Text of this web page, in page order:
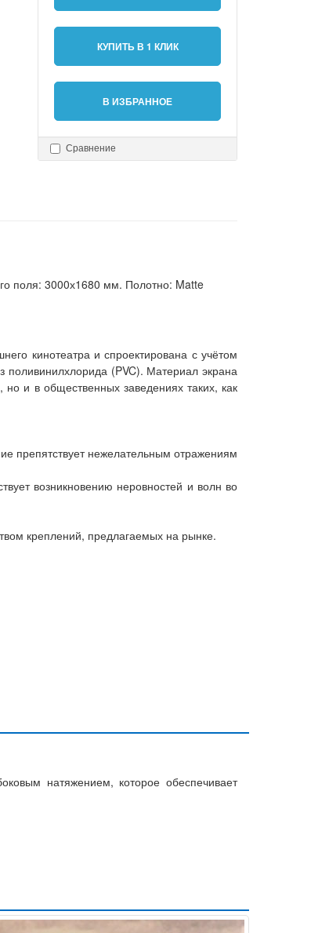
КУПИТЬ В 1 КЛИК
В ИЗБРАННОЕ
Сравнение
поля: 3000х1680 мм. Полотно: Matte
кинотеатра и спроектирована с учётом
поливинилхлорида (PVC). Материал экрана
и в общественных заведениях таких, как
препятствует нежелательным отражениям
возникновению неровностей и волн во
креплений, предлагаемых на рынке.
натяжением, которое обеспечивает